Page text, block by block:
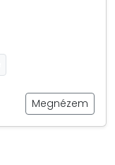
Megnézem